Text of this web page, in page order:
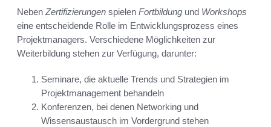
Neben Zertifizierungen spielen Fortbildung und Workshops
eine entscheidende Rolle im Entwicklungsprozess eines
Projektmanagers. Verschiedene Möglichkeiten zur
Weiterbildung stehen zur Verfügung, darunter:
Seminare, die aktuelle Trends und Strategien im
Projektmanagement behandeln
Konferenzen, bei denen Networking und
Wissensaustausch im Vordergrund stehen